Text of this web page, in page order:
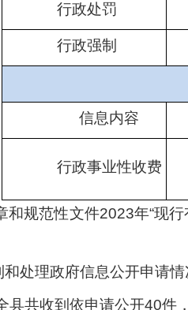
行政处罚
行政强制
信息内容
行政事业性收费
和规范性文件2023年“现
和处理政府信息公开申请情
县共收到依申请公开40件